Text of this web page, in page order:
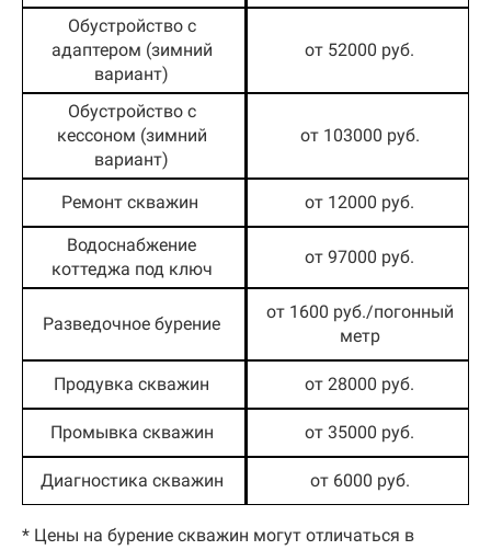
Обустройство с
адаптером (зимний
вариант)
от 52000 руб.
Обустройство с
кессоном (зимний
вариант)
от 103000 руб.
Ремонт скважин от 12000 руб.
Водоснабжение
коттеджа под ключ
от 97000 руб.
Разведочное бурение
от 1600 руб./погонный
метр
Продувка скважин от 28000 руб.
Промывка скважин от 35000 руб.
Диагностика скважин от 6000 руб.
* Цены на бурение скважин могут отличаться в